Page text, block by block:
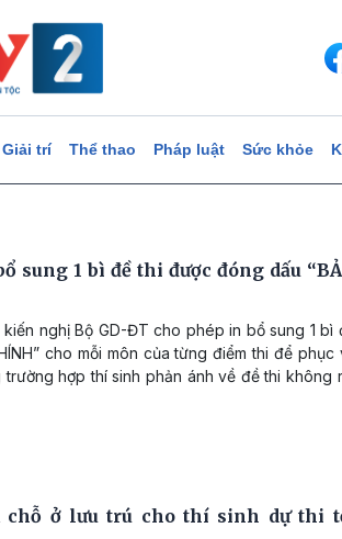
trí Thể thao Pháp luật Sức khỏe
sung 1 bì đề thi được đóng dấu
nghị Bộ GD-ĐT cho phép in bổ sung 1 bì
cho mỗi môn của từng điểm thi để phục
hợp thí sinh phản ánh về đề thi không
chỗ ở lưu trú cho thí sinh dự thi